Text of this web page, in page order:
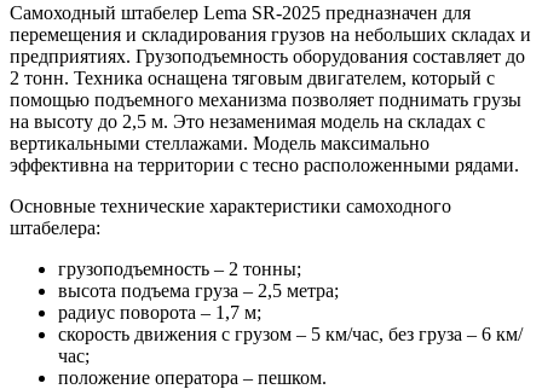
Самоходный штабелер Lema SR-2025 предназначен для
перемещения и складирования грузов на небольших складах и
предприятиях. Грузоподъемность оборудования составляет до
2 тонн. Техника оснащена тяговым двигателем, который с
помощью подъемного механизма позволяет поднимать грузы
на высоту до 2,5 м. Это незаменимая модель на складах с
вертикальными стеллажами. Модель максимально
эффективна на территории с тесно расположенными рядами.
Основные технические характеристики самоходного
штабелера:
грузоподъемность – 2 тонны;
высота подъема груза – 2,5 метра;
радиус поворота – 1,7 м;
скорость движения с грузом – 5 км/час, без груза – 6 км/
час;
положение оператора – пешком.